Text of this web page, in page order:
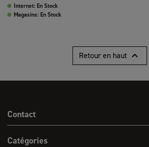
Internet: En Stock
Magasins: En Stock
Retour en haut 
Contact
Catégories